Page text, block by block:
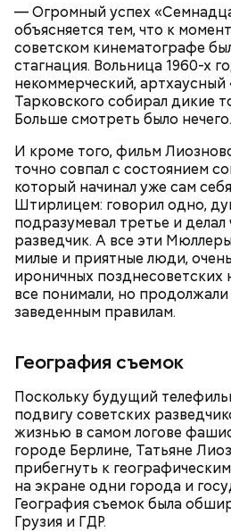
— Огромный успех
объясняется тем, что к
советском кинематографе
стагнация. Вольница 1960-х
некоммерческий, артхаусный
Тарковского собирал дикие
Больше смотреть было нечего.
И кроме того, фильм
точно совпал с состоянием
который начинал уже сам
Штирлицем: говорил одно,
подразумевал третье и
разведчик. А все эти
милые и приятные люди,
ироничных позднесоветских
все понимали, но продолжали
заведенным правилам.
География съемок
Поскольку будущий
подвигу советских
жизнью в самом логове
городе Берлине, Татьяне
прибегнуть к
на экране одни города и
География съемок была
Грузия и ГДР.
Однако диетолог
может быть полезна. В
есть с осторожностью людям:
с сахарным диабетом;
лишним весом.
Вовсю идет и сезон черешни.
узнала у врача —
Натальи Лазуренко,как
пользой для здоровья.